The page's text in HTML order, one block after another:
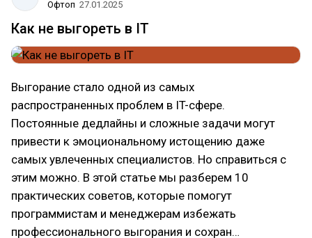
Офтоп 27.01.2025
Как не выгореть в IT
Выгорание стало одной из самых
распространенных проблем в IT-сфере.
Постоянные дедлайны и сложные задачи могут
привести к эмоциональному истощению даже
самых увлеченных специалистов. Но справиться с
этим можно. В этой статье мы разберем 10
практических советов, которые помогут
программистам и менеджерам избежать
профессионального выгорания и сохран…